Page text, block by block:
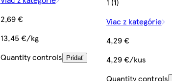
2,69 €
13,45 €/kg
Quantity controls
Pridať
Viac z kategórie
4,29 €
4,29 €/kus
Quantity controls